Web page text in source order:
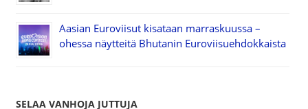
Aasian Euroviisut kisataan marraskuussa –
ohessa näytteitä Bhutanin Euroviisuehdokkaista
SELAA VANHOJA JUTTUJA